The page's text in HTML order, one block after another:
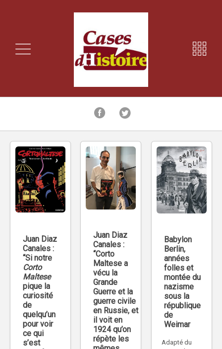
Juan Diaz
Canales :
“Si notre
Corto
Maltese
pique la
curiosité
de
quelqu’un
pour voir
ce qui
s’est
Juan Diaz
Canales :
“Corto
Maltese a
vécu la
Grande
Guerre et la
guerre civile
en Russie, et
il voit en
1924 qu’on
répète les
Babylon
Berlin,
années
folles et
montée du
nazisme
sous la
république
de
Weimar
Adapté du